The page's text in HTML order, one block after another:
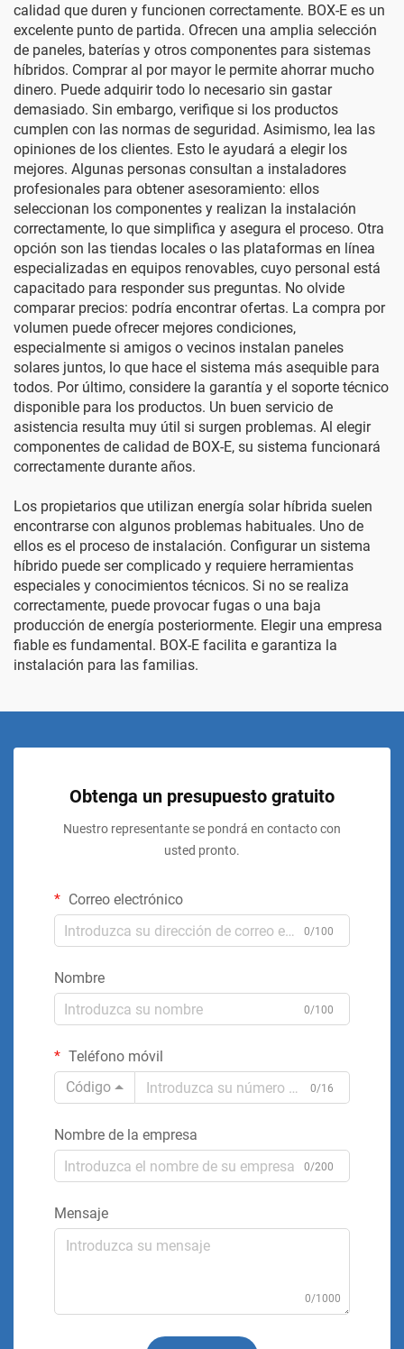
calidad que duren y funcionen correctamente. BOX-E es un
excelente punto de partida. Ofrecen una amplia selección
de paneles, baterías y otros componentes para sistemas
híbridos. Comprar al por mayor le permite ahorrar mucho
dinero. Puede adquirir todo lo necesario sin gastar
demasiado. Sin embargo, verifique si los productos
cumplen con las normas de seguridad. Asimismo, lea las
opiniones de los clientes. Esto le ayudará a elegir los
mejores. Algunas personas consultan a instaladores
profesionales para obtener asesoramiento: ellos
seleccionan los componentes y realizan la instalación
correctamente, lo que simplifica y asegura el proceso. Otra
opción son las tiendas locales o las plataformas en línea
especializadas en equipos renovables, cuyo personal está
capacitado para responder sus preguntas. No olvide
comparar precios: podría encontrar ofertas. La compra por
volumen puede ofrecer mejores condiciones,
especialmente si amigos o vecinos instalan paneles
solares juntos, lo que hace el sistema más asequible para
todos. Por último, considere la garantía y el soporte técnico
disponible para los productos. Un buen servicio de
asistencia resulta muy útil si surgen problemas. Al elegir
componentes de calidad de BOX-E, su sistema funcionará
correctamente durante años.
Los propietarios que utilizan energía solar híbrida suelen
encontrarse con algunos problemas habituales. Uno de
ellos es el proceso de instalación. Configurar un sistema
híbrido puede ser complicado y requiere herramientas
especiales y conocimientos técnicos. Si no se realiza
correctamente, puede provocar fugas o una baja
producción de energía posteriormente. Elegir una empresa
fiable es fundamental. BOX-E facilita e garantiza la
instalación para las familias.
Obtenga un presupuesto gratuito
Nuestro representante se pondrá en contacto con
usted pronto.
Correo electrónico
0/100
Nombre
0/100
Teléfono móvil
Código
0/16
Nombre de la empresa
0/200
Mensaje
0/1000